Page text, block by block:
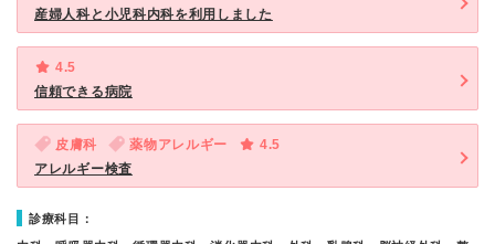
産婦人科と小児科内科を利用しました
4.5
信頼できる病院
皮膚科 薬物アレルギー
4.5
アレルギー検査
診療科目：